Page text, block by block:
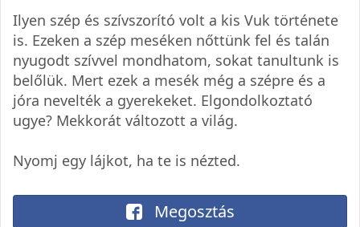
Ilyen szép és szívszorító volt a kis Vuk története
is. Ezeken a szép meséken nőttünk fel és talán
nyugodt szívvel mondhatom, sokat tanultunk is
belőlük. Mert ezek a mesék még a szépre és a
jóra nevelték a gyerekeket. Elgondolkoztató
ugye? Mekkorát változott a világ.
Nyomj egy lájkot, ha te is nézted.
Megosztás